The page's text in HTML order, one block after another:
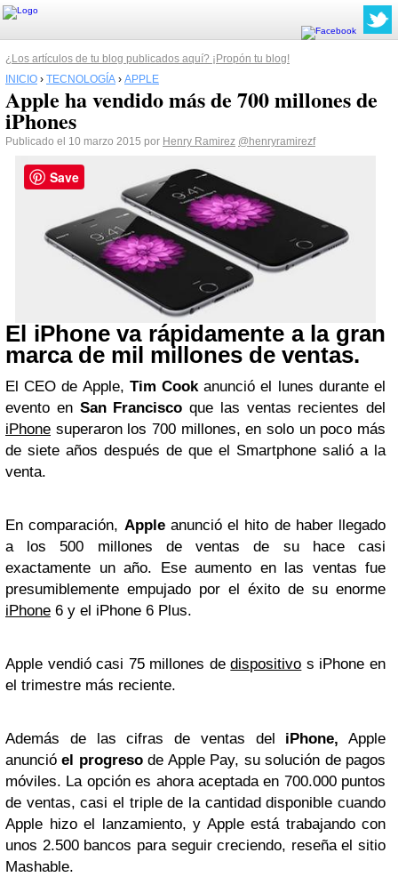
¿Los artículos de tu blog publicados aquí? ¡Propón tu blog!
INICIO › TECNOLOGÍA › APPLE
Apple ha vendido más de 700 millones de
iPhones
Publicado el 10 marzo 2015 por Henry Ramirez @henryramirezf
El iPhone va rápidamente a la gran
marcade mil millones de ventas.
El CEO de Apple, Tim Cook anunció el lunes durante el
evento en San Francisco que las ventas recientes del
iPhone superaron los 700 millones, en solo un poco más
de siete años después de que el Smartphone salió a la
venta.
En comparación, Appleanunció el hito de haber llegado
a los 500 millones de ventas de su hace casi
exactamente un año. Ese aumento en las ventas fue
presumiblemente empujado por el éxito de su enorme
iPhone 6 y el iPhone 6 Plus.
Apple vendió casi 75 millones dedispositivo s iPhone en
el trimestre más reciente.
Además de las cifras de ventas del iPhone, Apple
anuncióel progresode Apple Pay, su solución de pagos
móviles. La opción es ahora aceptada en 700.000 puntos
de ventas, casi el triple de la cantidad disponible cuando
Apple hizo el lanzamiento, y Apple está trabajando con
unos 2.500 bancos para seguir creciendo, reseña el sitio
Mashable.
Save